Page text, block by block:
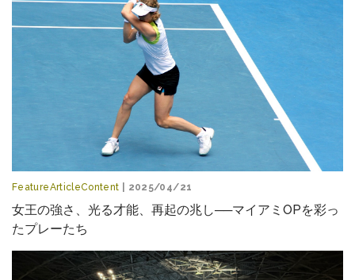
FeatureArticleContent | 2025/04/21
女王の強さ、光る才能、再起の兆し──マイアミOPを彩っ
たプレーたち